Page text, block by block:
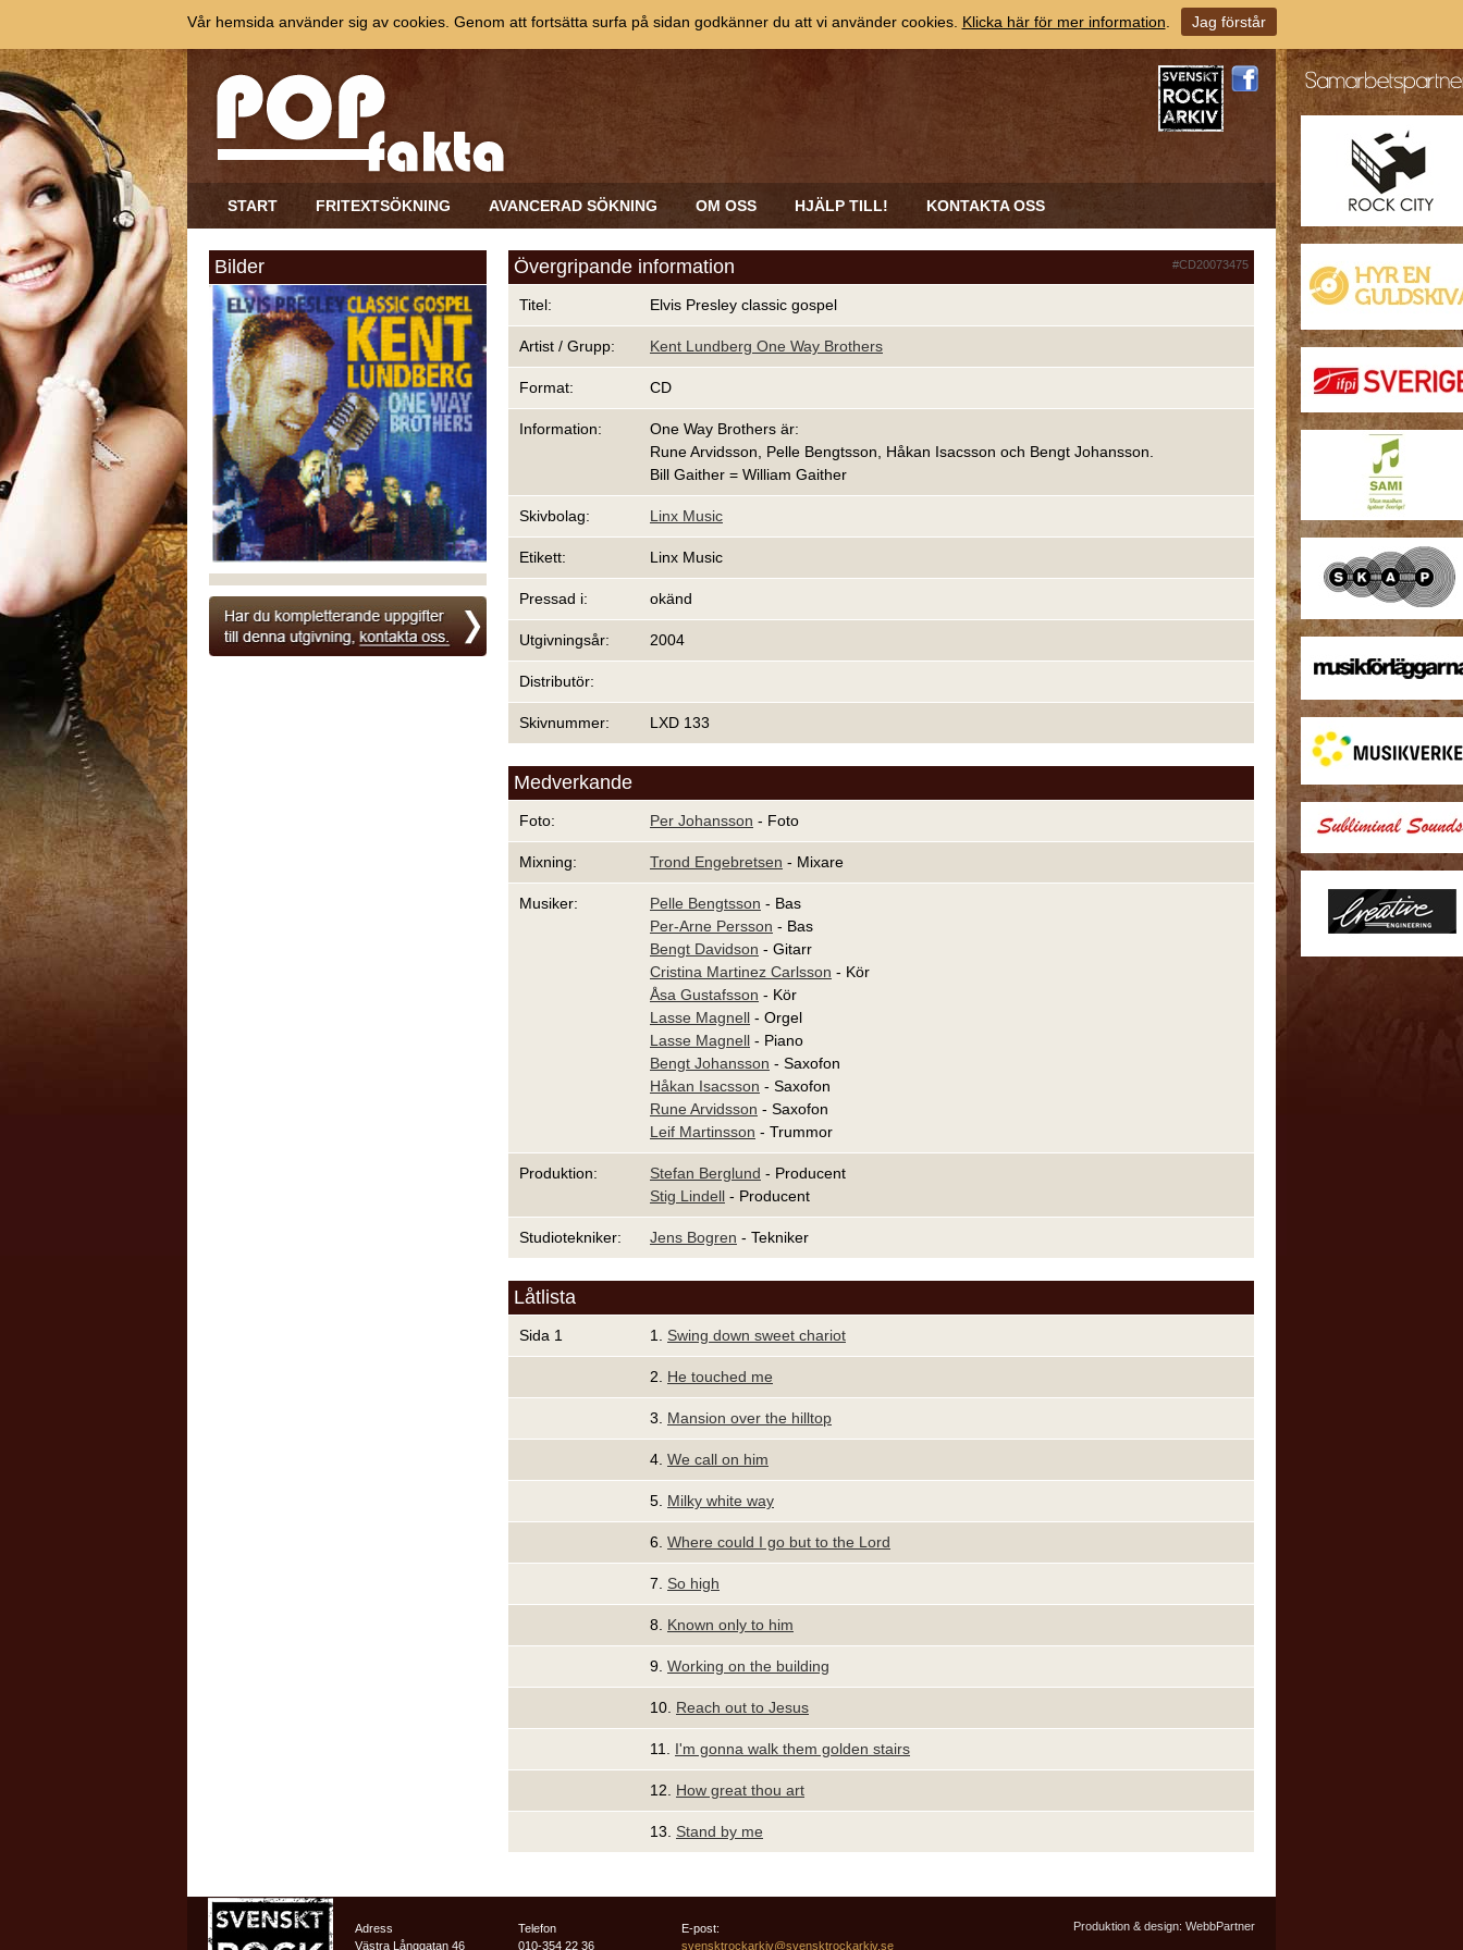
START FRITEXTSÖKNING AVANCERAD SÖKNING OM OSS HJÄLP TILL! KONTAKTA OSS
Bilder Övergripande information #CD20073475
Titel: Elvis Presley classic gospel
Artist / Grupp: Kent Lundberg One Way Brothers
Format: CD
Information:
One Way Brothers är:
Rune Arvidsson, Pelle Bengtsson, Håkan Isacsson och Bengt Johansson.
Bill Gaither = William Gaither
Skivbolag: Linx Music
Etikett: Linx Music
Pressad i: okänd
Utgivningsår: 2004
Distributör:
Skivnummer: LXD 133
Medverkande
Foto: Per Johansson - Foto
Mixning: Trond Engebretsen - Mixare
Musiker: Pelle Bengtsson - Bas
Per-Arne Persson - Bas
Bengt Davidson - Gitarr
Cristina Martinez Carlsson - Kör
Åsa Gustafsson - Kör
Lasse Magnell - Orgel
Lasse Magnell - Piano
Bengt Johansson - Saxofon
Håkan Isacsson - Saxofon
Rune Arvidsson - Saxofon
Leif Martinsson - Trummor
Produktion: Stefan Berglund - Producent
Stig Lindell - Producent
Studiotekniker: Jens Bogren - Tekniker
Låtlista
Sida 1 1. Swing down sweet chariot
2. He touched me
3. Mansion over the hilltop
4. We call on him
5. Milky white way
6. Where could I go but to the Lord
7. So high
8. Known only to him
9. Working on the building
10. Reach out to Jesus
11. I'm gonna walk them golden stairs
12. How great thou art
13. Stand by me
Adress
Västra Långgatan 46
Telefon
010-354 22 36
E-post:
svensktrockarkiv@svensktrockarkiv.se
Produktion & design: WebbPartner
Vår hemsida använder sig av cookies. Genom att fortsätta surfa på sidan godkänner du att vi använder cookies. Klicka här för mer information Jag förstår